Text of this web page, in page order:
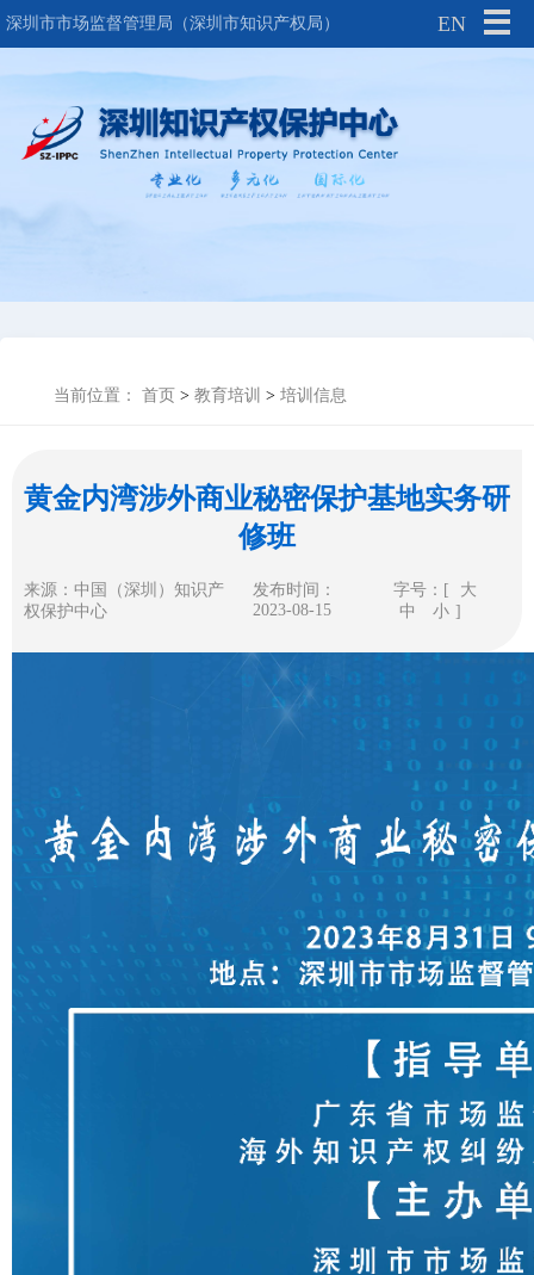
深圳市市场监督管理局（深圳市知识产权局） EN
当前位置： 首页 > 教育培训 > 培训信息
黄金内湾涉外商业秘密保护基地实务研
修班
来源：中国（深圳）知识产
权保护中心
发布时间：
2023-08-15
字号：[
大
中
小 ]